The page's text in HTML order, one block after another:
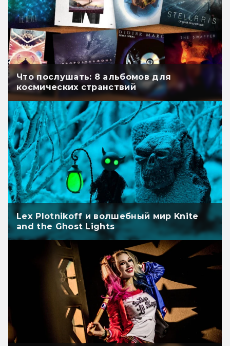
Что послушать: 8 альбомов для
космических странствий
Lex Plotnikoff и волшебный мир Knite
and the Ghost Lights